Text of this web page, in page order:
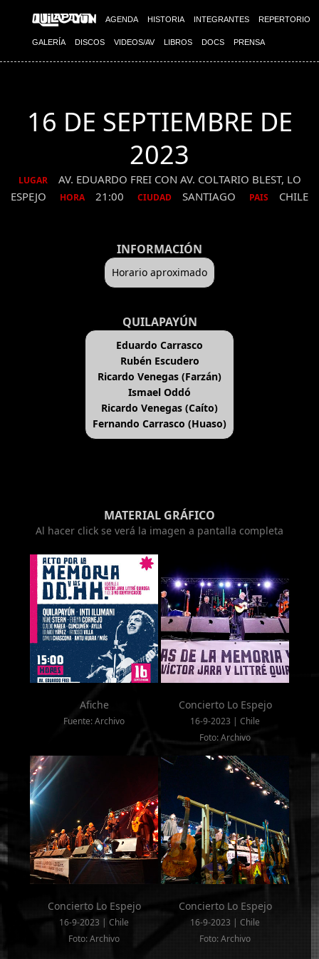
AGENDA HISTORIA INTEGRANTES REPERTORIO
GALERÍA DISCOS VIDEOS/AV LIBROS DOCS PRENSA
16 DE SEPTIEMBRE DE
2023
LUGAR
AV. EDUARDO FREI CON AV. COLTARIO BLEST, LO
ESPEJO
HORA 21:00 CIUDAD SANTIAGO PAIS CHILE
INFORMACIÓN
Horario aproximado
QUILAPAYÚN
Eduardo Carrasco
Rubén Escudero
Ricardo Venegas (Farzán)
Ismael Oddó
Ricardo Venegas (Caíto)
Fernando Carrasco (Huaso)
MATERIAL GRÁFICO
Al hacer click se verá la imagen a pantalla completa
Afiche
Fuente: Archivo
Concierto Lo Espejo
16-9-2023 | Chile
Foto: Archivo
Concierto Lo Espejo
16-9-2023 | Chile
Foto: Archivo
Concierto Lo Espejo
16-9-2023 | Chile
Foto: Archivo